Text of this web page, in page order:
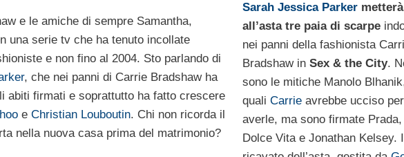
e le amiche di sempre Samantha,
una serie tv che ha tenuto incollate
e non fino al 2004. Sto parlando di
, che nei panni di Carrie Bradshaw ha
abiti firmati e soprattutto ha fatto crescere
e Christian Louboutin. Chi non ricorda il
nella nuova casa prima del matrimonio?
Sarah Jessica Parkermetterà
all’asta tre paia di scarpe
nei panni della fashionista
Bradshaw in Sex & the City.
sono le mitiche Manolo
quali Carrieavrebbe ucciso per
averle, ma sono firmate Prada,
Dolce Vita e Jonathan Kelsey.